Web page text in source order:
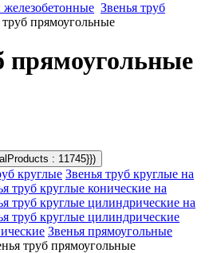
Звенья труб
труб прямоугольные
прямоугольные
: 11745}})
круглые Звенья труб круглые на
труб круглые конические на
труб круглые цилиндрические на
труб круглые цилиндрические
Звенья прямоугольные
труб прямоугольные